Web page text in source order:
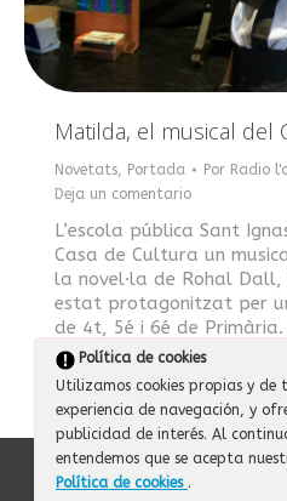
Matilda, el musical del
Novetats Portada Por Radio
Deja un comentario
L’escola pública Sant
Casa de Cultura un
la novel·la de Rohal Dall,
estat protagonitzat per
de 4t, 5é i 6é de Primària.
© 2013-2025 Ràdio l'Om /
Política de cookies
Utilizamos cookies propias y
experiencia de navegación, y
publicidad de interés. Al
entendemos que se acepta
Política de cookies .